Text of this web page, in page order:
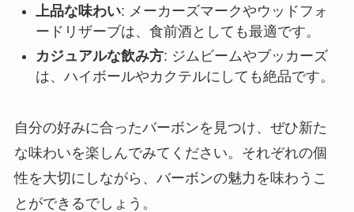
上品な味わい: メーカーズマークやウッドフォ
ードリザーブは、食前酒としても最適です。
カジュアルな飲み方: ジムビームやブッカーズ
は、ハイボールやカクテルにしても絶品です。
自分の好みに合ったバーボンを見つけ、ぜひ新た
な味わいを楽しんでみてください。それぞれの個
性を大切にしながら、バーボンの魅力を味わうこ
とができるでしょう。